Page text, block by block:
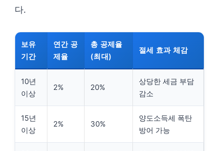
다.
보유
기간
연간 공
제율
총 공제율
(최대)
절세 효과 체감
10년
이상
2% 20%
상당한 세금 부담
감소
15년
이상
2% 30%
양도소득세 폭탄
방어 가능